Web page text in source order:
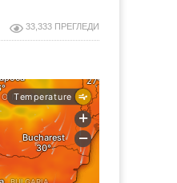
33,333 ПРЕГЛЕДИ